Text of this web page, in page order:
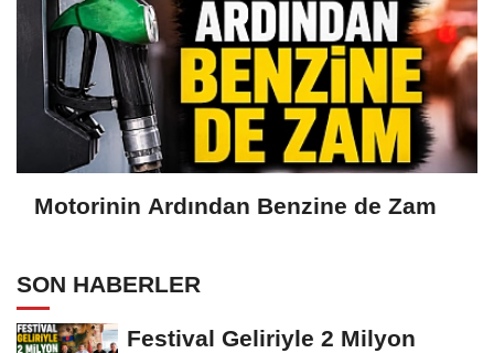
Motorinin Ardından Benzine de Zam
SON HABERLER
Festival Geliriyle 2 Milyon